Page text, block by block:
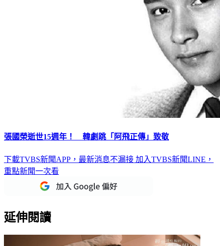
張國榮逝世15週年！ 韓劇跳「阿飛正傳」致敬
下載TVBS新聞APP，最新消息不漏接 加入TVBS新聞LINE，
重點新聞一次看
延伸閱讀